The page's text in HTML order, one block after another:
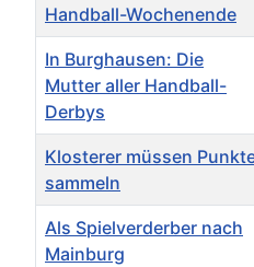
Handball-Wochenende
In Burghausen: Die
Mutter aller Handball-
Derbys
Klosterer müssen
sammeln
Als Spielverderber nach
Mainburg